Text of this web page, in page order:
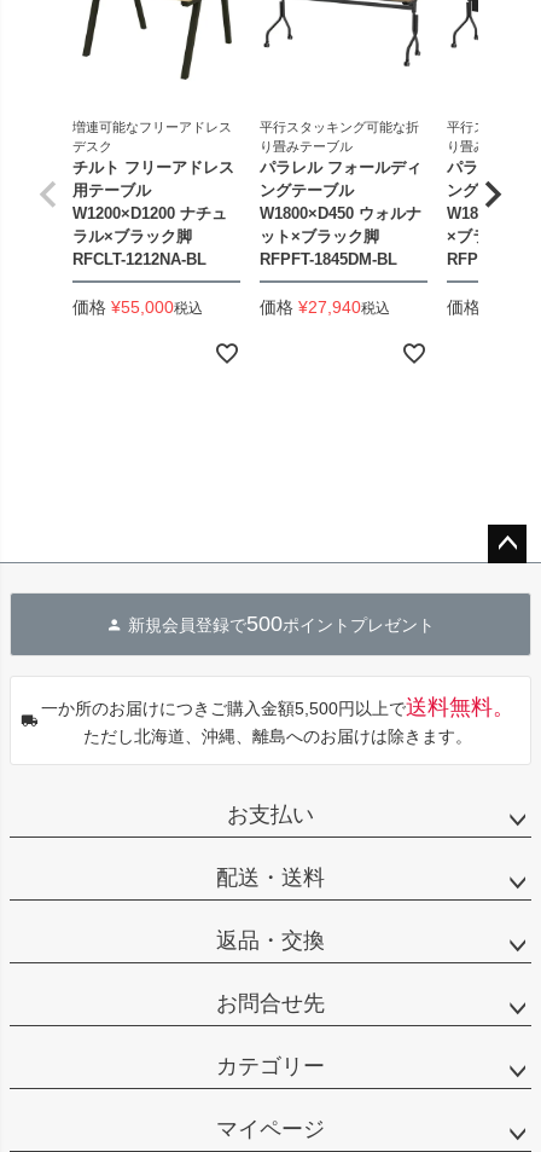
増連可能なフリーアドレス
デスク
チルト フリーアドレス
用テーブル
W1200×D1200 ナチュ
ラル×ブラック脚
RFCLT-1212NA-BL
価格 ¥55,000税込
平行スタッキング可能な折
り畳みテーブル
パラレル フォールディ
ングテーブル
W1800×D450 ウォルナ
ット×ブラック脚
RFPFT-1845DM-BL
価格 ¥27,940税込
平行スタッキ
り畳みテーブル
パラレル フ
ングテーブル
×ブラック脚
RFPFT-
価格
へ
新規会員登録で500ポイントプレゼント
一か所のお届けにつきご購入金額5,500円以上で送料無料。
ただし北海道、沖縄、離島へのお届けは除きます。
お支払い
配送・送料
返品・交換
お問合せ先
カテゴリー
マイページ